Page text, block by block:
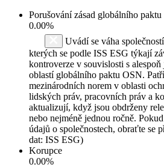
Porušování zásad globálního
0.00%
Uvádí se váha
kterých se podle ISS ESG týkají
kontroverze v souvislosti s
oblastí globálního paktu OSN.
mezinárodních norem v oblasti
lidských práv, pracovních práv a
aktualizují, když jsou obdrženy
nebo nejméně jednou ročně.
údajů o společnostech, obraťte se
dat: ISS ESG)
Korupce
0.00%